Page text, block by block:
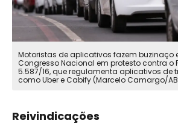
Motoristas de aplicativos fazem buzinaço
Congresso Nacional em protesto contra o
5.587/16, que regulamenta aplicativos de
como Uber e Cabify (Marcelo Camargo/
Reivindicações